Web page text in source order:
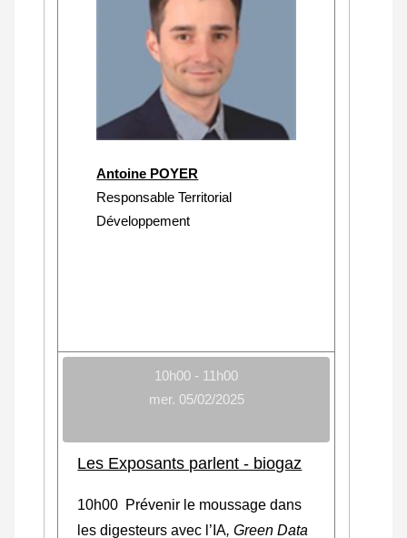
Antoine POYER
Responsable Territorial
Développement
10h00 - 11h00
mer. 05/02/2025
Les Exposants parlent - biogaz
10h00 Prévenir le moussage dans
les digesteurs avec l’IA, Green Data